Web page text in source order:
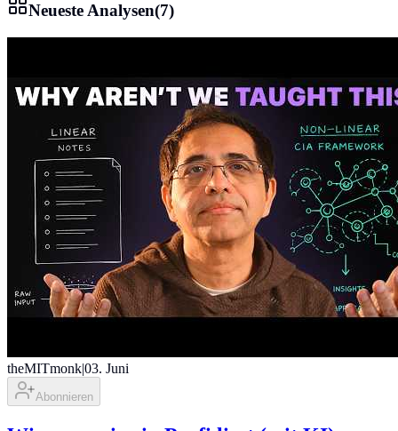
Neueste Analysen(7)
theMITmonk|03. Juni
Abonnieren